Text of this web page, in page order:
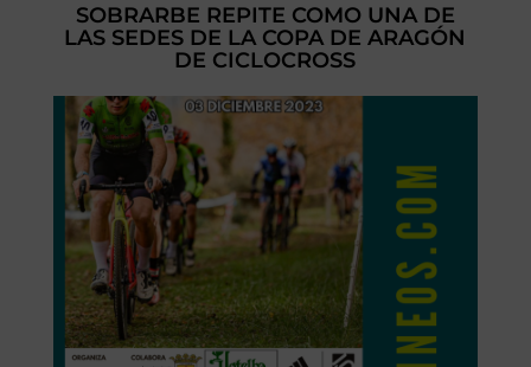
SOBRARBE REPITE COMO UNA DE
LAS SEDES DE LA COPA DE ARAGÓN
DE CICLOCROSS